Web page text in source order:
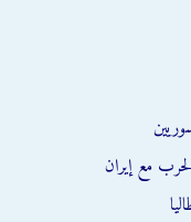
مع إيران